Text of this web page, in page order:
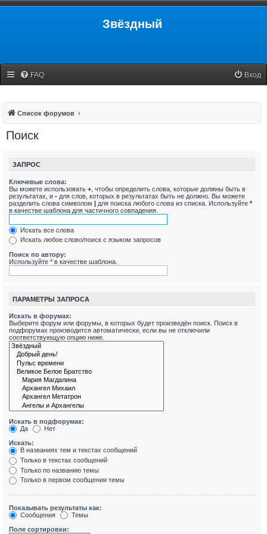
Звёздный
FAQ Вход
Список форумов
Поиск
ЗАПРОС
Ключевые слова:
Вы можете использовать + , чтобы определить слова, которые должны быть в
результатах, и - для слов, которых в результатах быть не должно. Вы можете
разделить слова символом | для поиска любого слова из списка. Используйте *
в качестве шаблона для частичного совпадения.
Искать все слова
Искать любое слово/поиск с языком запросов
Поиск по автору:
Используйте * в качестве шаблона.
ПАРАМЕТРЫ ЗАПРОСА
Искать в форумах:
Выберите форум или форумы, в которых будет произведён поиск. Поиск в
подфорумах производится автоматически, если вы не отключили
соответствующую опцию ниже.
Искать в подфорумах:
Да
Нет
Искать:
В названиях тем и текстах сообщений
Только в текстах сообщений
Только по названию темы
Только в первом сообщении темы
Показывать результаты как:
Сообщения
Темы
Поле сортировки: